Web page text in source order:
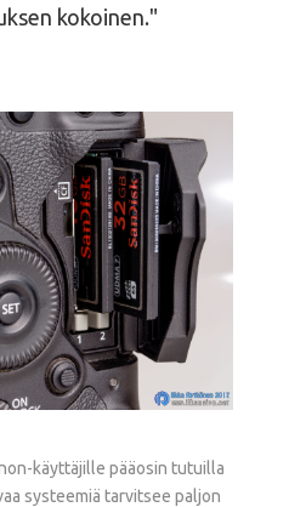
kokoinen.
käyttäjille pääosin tutuilla
systeemiä tarvitsee paljon